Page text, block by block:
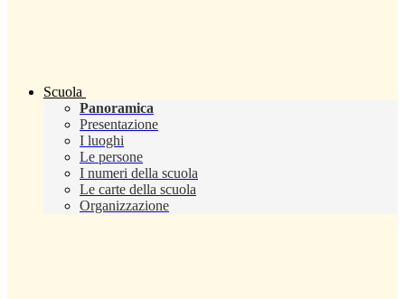
Scuola
Panoramica
Presentazione
I luoghi
Le persone
I numeri della scuola
Le carte della scuola
Organizzazione